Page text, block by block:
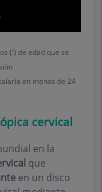
(!) de edad que se
en menos de 24
cervical
en la
que
en un disco